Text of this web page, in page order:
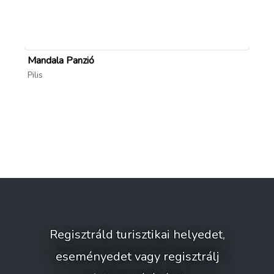
Mandala Panzió
Pilis
Regisztráld turisztikai helyedet,
eseményedet vagy regisztrálj